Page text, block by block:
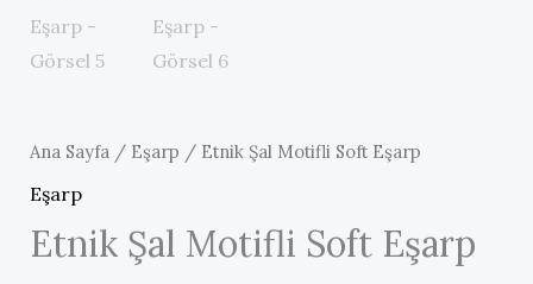
Ana Sayfa / Eşarp / Etnik Şal Motifli Soft Eşarp
Eşarp
Etnik Şal Motifli Soft Eşarp